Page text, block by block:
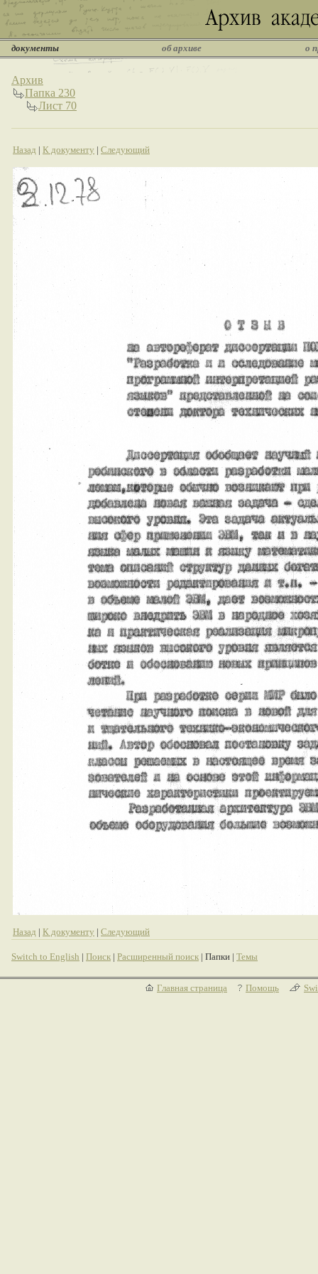
документы об архиве о
Архив
Папка 230
Лист 70
Назад | К документу | Следующий
Назад | К документу | Следующий
Switch to English | Поиск | Расширенный поиск | Папки | Темы
Главная страница Помощь